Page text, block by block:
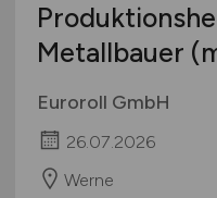
Metallbauer
Euroroll GmbH
26.07.2026
Werne